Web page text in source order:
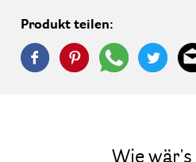
Produkt teilen:
Wie